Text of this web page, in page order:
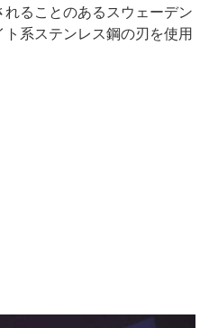
ることのあるスウェーデン
系ステンレス鋼の刃を使用